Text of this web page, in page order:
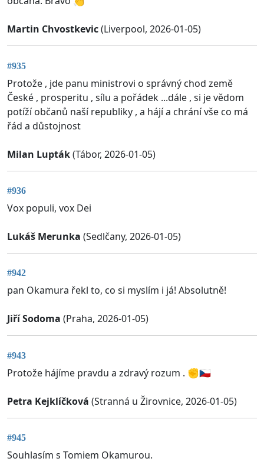
Martin Chvostkevic(Liverpool, 2026-01-05)
#935
Protože , jde panu ministrovi o správný chod země
České , prosperitu , sílu a pořádek ...dále , si je vědom
potíží občanů naší republiky , a hájí a chrání vše co má
řád a důstojnost
Milan Lupták(Tábor, 2026-01-05)
#936
Vox populi, vox Dei
Lukáš Merunka (Sedlčany, 2026-01-05)
#942
pan Okamura řekl to, co si myslím i já! Absolutně!
Jiří Sodoma (Praha, 2026-01-05)
#943
Protože hájíme pravdu a zdravý rozum . ✊🇨🇿
Petra Kejklíčková (Stranná u Žirovnice, 2026-01-05)
#945
Souhlasím s Tomiem Okamurou.